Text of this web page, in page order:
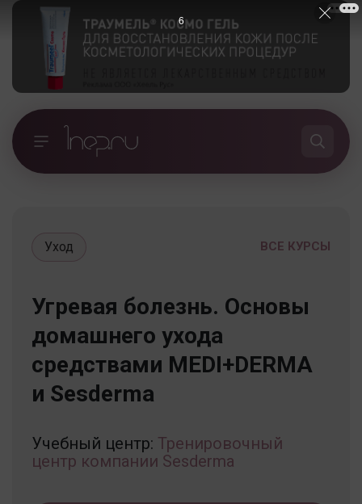
ВСЕ КУРСЫ
Уход
Угревая болезнь. Основы
домашнего ухода
средствами MEDI+DERMA
и Sesderma
Учебный центр: Тренировочный
центр компании Sesderma
5